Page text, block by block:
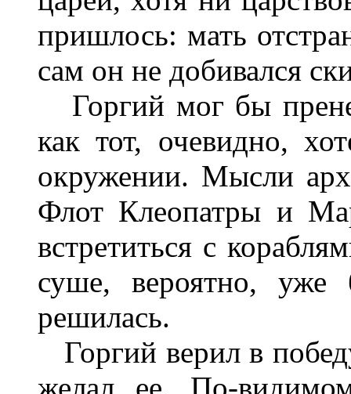
пришлось: мать
сам он не добивался
Горгий мог бы
как тот, очевидно,
окружении. Мысли
Флот Клеопатры и
встретиться с
суше, вероятно,
решилась.
Горгий верил в
желал ее. По-